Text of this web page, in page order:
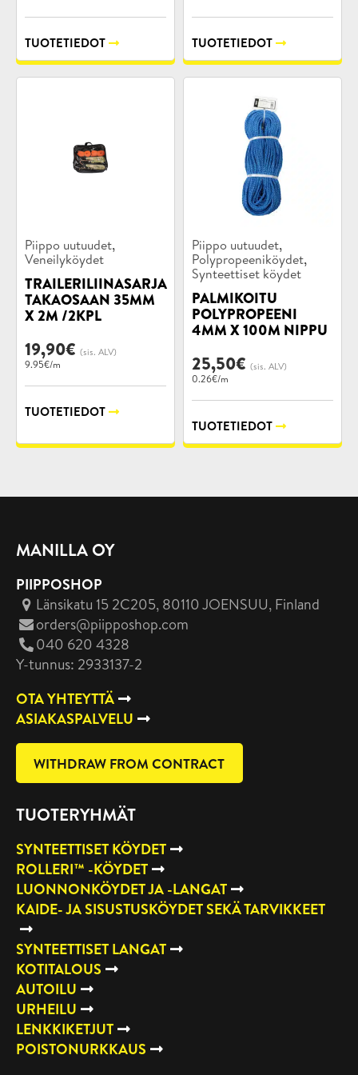
TUOTETIEDOT TUOTETIEDOT
Tuotekategoriat:
Piippo uutuudet,
Veneilyköydet
TRAILERILIINASARJA
TAKAOSAAN 35MM
X 2M /2KPL
19,90€ (sis. ALV)
9.95€/m
TUOTETIEDOT
Tuotekategoriat:
Piippo uutuudet,
Polypropeeniköydet,
Synteettiset köydet
PALMIKOITU
POLYPROPEENI
4MM X 100M NIPPU
25,50€ (sis. ALV)
0.26€/m
TUOTETIEDOT
MANILLA OY
PIIPPOSHOP
Länsikatu 15 2C205, 80110 JOENSUU, Finland
orders@piipposhop.com
040 620 4328
Y-tunnus: 2933137-2
OTA YHTEYTTÄ
ASIAKASPALVELU
WITHDRAW FROM CONTRACT
TUOTERYHMÄT
SYNTEETTISET KÖYDET
ROLLERI™ -KÖYDET
LUONNONKÖYDET JA -LANGAT
KAIDE- JA SISUSTUSKÖYDET SEKÄ TARVIKKEET
SYNTEETTISET LANGAT
KOTITALOUS
AUTOILU
URHEILU
LENKKIKETJUT
POISTONURKKAUS